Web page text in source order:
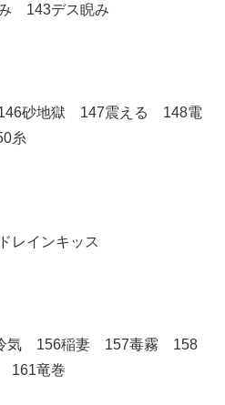
143デス睨み
砂地獄 147震える 148電
糸
レインキッス
気 156稲妻 157毒霧 158
161竜巻